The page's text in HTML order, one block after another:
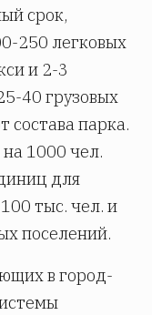
срок,
250 легковых
и 2-3
40 грузовых
состава парка.
1000 чел.
для
тыс. чел. и
поселений.
в город-